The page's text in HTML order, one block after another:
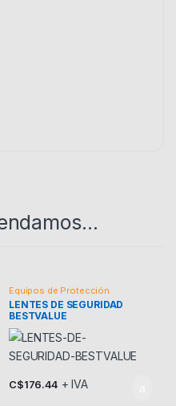
Las opciones se
Equipos de Protección
LENTES DE SEGURIDAD
BESTVALUE
C$176.44 + IVA